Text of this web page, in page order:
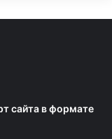
сайта в формате